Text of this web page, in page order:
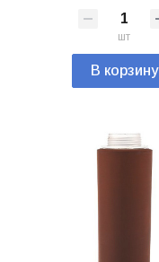
шт
В корзину